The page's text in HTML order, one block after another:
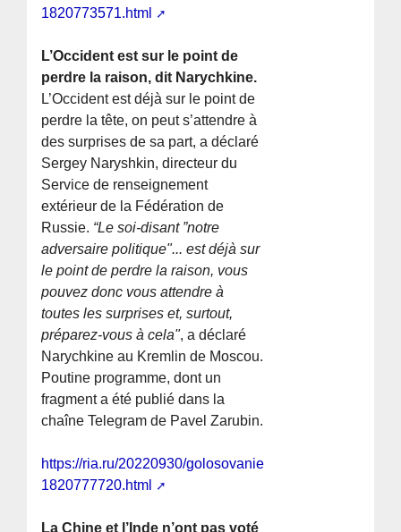
1820773571.html
L’Occident est sur le point de
perdre la raison, dit Narychkine.
L’Occident est déjà sur le point de
perdre la tête, on peut s’attendre à
des surprises de sa part, a déclaré
Sergey Naryshkin, directeur du
Service de renseignement
extérieur de la Fédération de
Russie. “Le soi-disant ”notre
adversaire politique"... est déjà sur
le point de perdre la raison, vous
pouvez donc vous attendre à
toutes les surprises et, surtout,
préparez-vous à cela", a déclaré
Narychkine au Kremlin de Moscou.
Poutine programme, dont un
fragment a été publié dans la
chaîne Telegram de Pavel Zarubin.
https://ria.ru/20220930/golosovanie-
1820777720.html
La Chine et l’Inde n’ont pas voté